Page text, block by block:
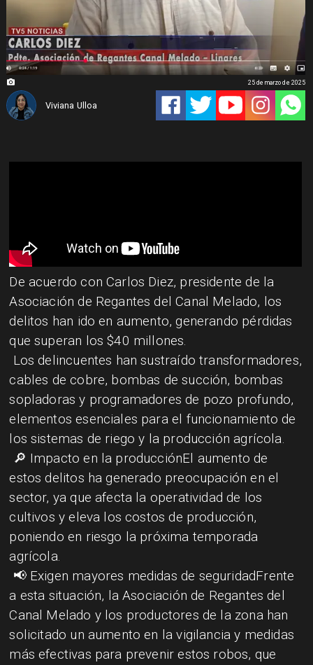
Viviana Ulloa
25 de marzo de 2025
​De acuerdo con Carlos Diez, presidente de la
Asociación de Regantes del Canal Melado, los
delitos han ido en aumento, generando pérdidas
que superan los $40 millones.
Los delincuentes han sustraído transformadores,
cables de cobre, bombas de succión, bombas
sopladoras y programadores de pozo profundo,
elementos esenciales para el funcionamiento de
los sistemas de riego y la producción agrícola.
🔎 Impacto en la producciónEl aumento de
estos delitos ha generado preocupación en el
sector, ya que afecta la operatividad de los
cultivos y eleva los costos de producción,
poniendo en riesgo la próxima temporada
agrícola.
📢 Exigen mayores medidas de seguridadFrente
a esta situación, la Asociación de Regantes del
Canal Melado y los productores de la zona han
solicitado un aumento en la vigilancia y medidas
más efectivas para prevenir estos robos, que